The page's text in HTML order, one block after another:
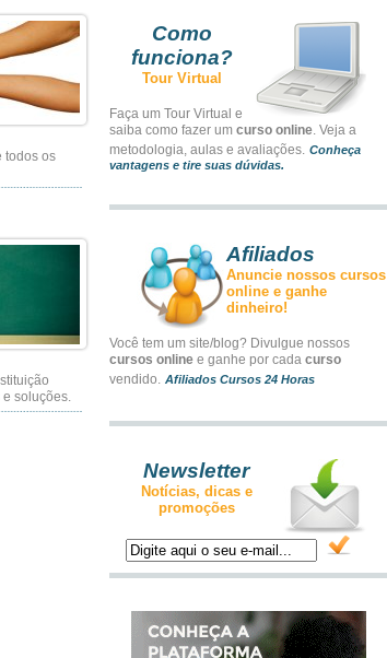
todos os
soluções.
Como
funciona?
Tour Virtual
Faça um Tour Virtual e
saiba como fazer um curso online. Veja a
metodologia, aulas e avaliações. Conheça
vantagens e tire suas dúvidas.
Afiliados
Anuncie nossos cursos
online e ganhe
dinheiro!
Você tem um site/blog? Divulgue nossos
cursos online e ganhe por cada curso
vendido. Afiliados Cursos 24 Horas
Newsletter
Notícias, dicas e
promoções